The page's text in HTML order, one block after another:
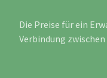
Die Preise für ein
Verbindung zwischen